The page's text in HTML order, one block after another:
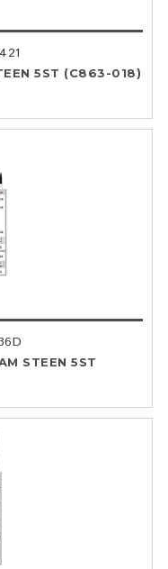
5ST (C863-018)
STEEN 5ST